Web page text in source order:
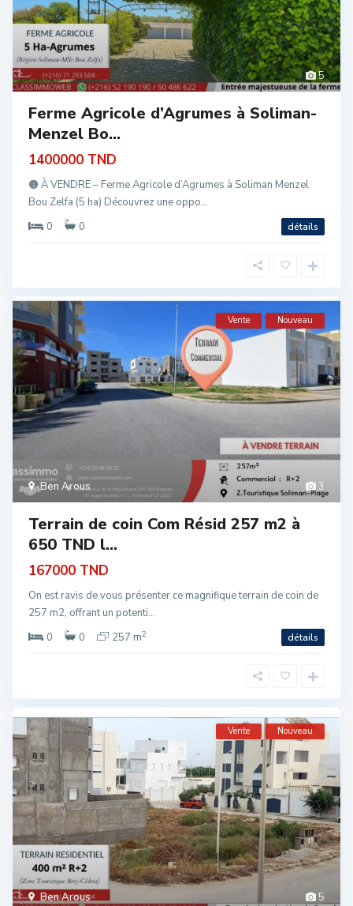
5
Ferme Agricole d’Agrumes à Soliman-
Menzel Bo...
1400000 TND
🟠 À VENDRE – Ferme Agricole d’Agrumes à Soliman Menzel
Bou Zelfa (5 ha) Découvrez une oppo...
0
0 détails
3
Ben Arous
Vente Nouveau
Terrain de coin Com Résid 257 m2 à
650 TND l...
167000 TND
On est ravis de vous présenter ce magnifique terrain de coin de
257 m2, offrant un potenti...
0
0 257 m2 détails
5
Ben Arous
Vente Nouveau